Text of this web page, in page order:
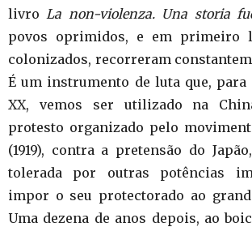
livroLa non-violenza. Una storia
povos oprimidos, e em primeiro
colonizados, recorreram
É um instrumento de luta que, para
XX, vemos ser utilizado na
protesto organizado pelo
(1919), contra a pretensão do
tolerada por outras potências
impor o seu protectorado ao
Uma dezena de anos depois, ao